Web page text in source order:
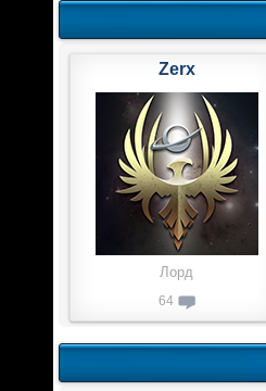
Zerx
Лорд
64